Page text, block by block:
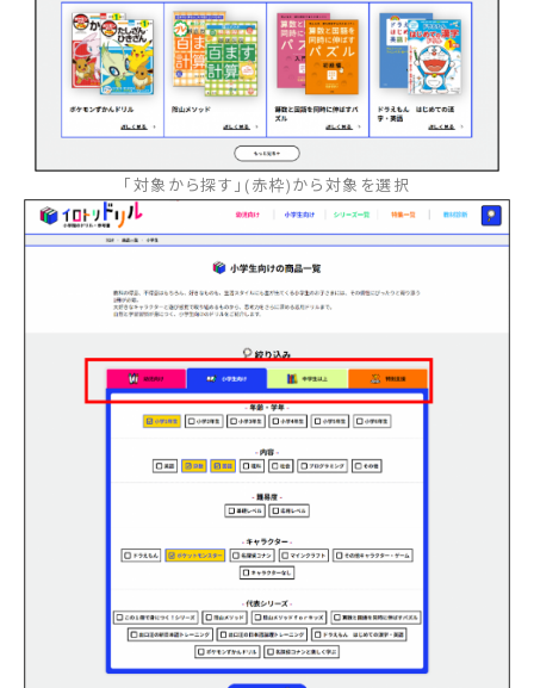
｢対象から探す｣(赤枠)から対象を選択